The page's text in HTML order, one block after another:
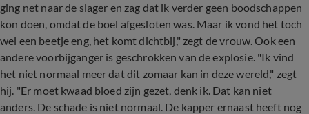
ging net naar de slager en zag dat ik verder geen boodschappen
kon doen, omdat de boel afgesloten was. Maar ik vond het toch
wel een beetje eng, het komt dichtbij," zegt de vrouw. Ook een
andere voorbijganger is geschrokken van de explosie. "Ik vind
het niet normaal meer dat dit zomaar kan in deze wereld," zegt
hij. "Er moet kwaad bloed zijn gezet, denk ik. Dat kan niet
anders. De schade is niet normaal. De kapper ernaast heeft nog